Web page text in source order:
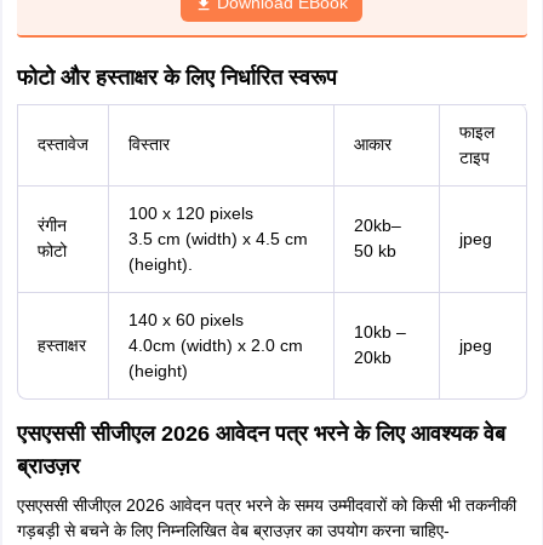
फोटो और हस्ताक्षर के लिए निर्धारित स्वरूप
दस्तावेज विस्तार आकार
फाइल
टाइप
रंगीन
फोटो
100 x 120 pixels
3.5 cm (width) x 4.5 cm
(height).
20kb–
50 kb
jpeg
हस्ताक्षर
140 x 60 pixels
4.0cm (width) x 2.0 cm
(height)
10kb –
20kb
jpeg
एसएससी सीजीएल 2026 आवेदन पत्र भरने के लिए आवश्यक वेब
ब्राउज़र
एसएससी सीजीएल 2026 आवेदन पत्र भरने के समय उम्मीदवारों को किसी भी तकनीकी
गड़बड़ी से बचने के लिए निम्नलिखित वेब ब्राउज़र का उपयोग करना चाहिए-